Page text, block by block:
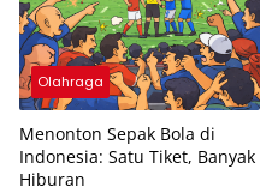
Olahraga
Menonton Sepak Bola di
Indonesia: Satu Tiket, Banyak
Hiburan